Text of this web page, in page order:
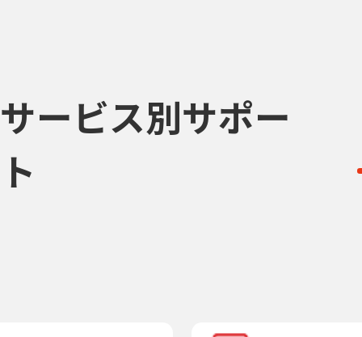
サービス別サポー
ト